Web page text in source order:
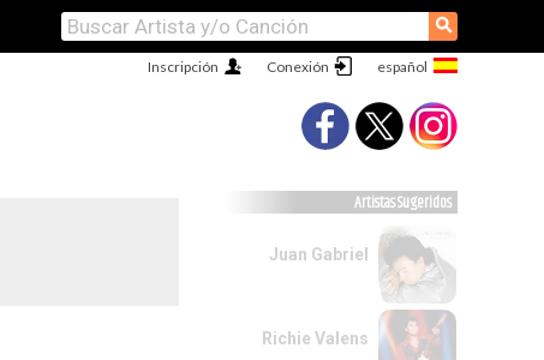
⚲
Conexión
Inscripción
Artistas Sugeridos
Juan Gabriel
Richie Valens